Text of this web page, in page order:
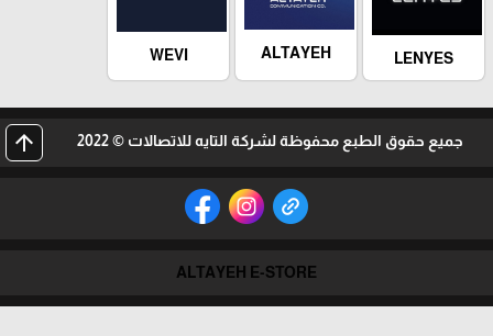
LENYES
ALTAYEH
WEVI
جميع حقوق الطبع محفوظة لشركة التايه للاتصالات © 2022 arrow_upward
ALTAYEH E-STORE